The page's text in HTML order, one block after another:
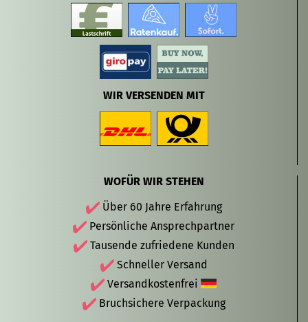
WIR VERSENDEN MIT
WOFÜR WIR STEHEN
Über 60 Jahre Erfahrung
Persönliche Ansprechpartner
Tausende zufriedene Kunden
Schneller Versand
Versandkostenfrei
Bruchsichere Verpackung